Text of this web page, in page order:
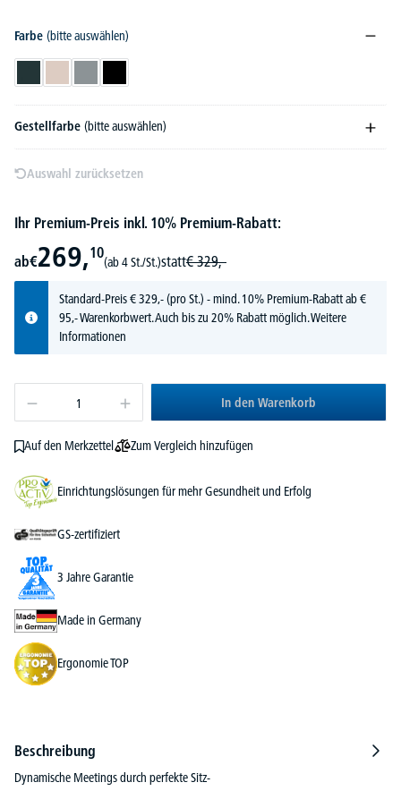
Farbe (bitte auswählen)
Gestellfarbe (bitte auswählen)
Auswahl zurücksetzen
Ihr Premium-Preis inkl. 10% Premium-Rabatt:
ab€269,10
(ab 4 St./St.)statt€ 329,-
Standard-Preis€329,-(pro St.) - mind. 10% Premium-Rabatt ab €
95,- Warenkorbwert. Auch bis zu 20% Rabatt möglich.Weitere
Informationen
In den Warenkorb
Auf den Merkzettel Zum Vergleich hinzufügen
Einrichtungslösungen für mehr Gesundheit und Erfolg
GS-zertifiziert
3 Jahre Garantie
Made in Germany
Ergonomie TOP
Beschreibung
Dynamische Meetings durch perfekte Sitz-